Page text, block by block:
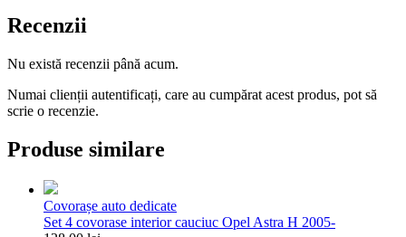
Recenzii
Nu există recenzii până acum.
Numai clienții autentificați, care au cumpărat acest produs, pot să
scrie o recenzie.
Produse similare
Covorașe auto dedicate
Set 4 covorase interior cauciuc Opel Astra H 2005-